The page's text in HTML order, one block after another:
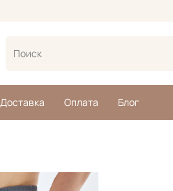
Доставка Оплата Блог